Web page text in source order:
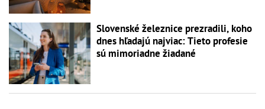
Slovenské železnice prezradili, koho
dnes hľadajú najviac: Tieto profesie
sú mimoriadne žiadané